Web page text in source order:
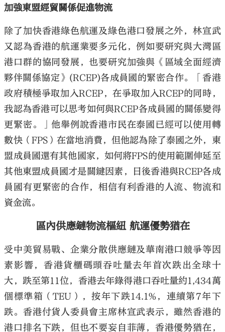
加強東盟經貿關係促進物流
除了加快香港綠色航運及綠色港口發展之外，林宣武
又認為香港的航運業要多元化，例如要研究與大灣區
港口群的協同發展，也要研究加強與《區域全面經濟
夥伴關係協定》(RCEP)各成員國的緊密合作。「香港
政府積極爭取加入RCEP，在爭取加入RCEP的同時，
我認為香港可以思考如何與RCEP各成員國的關係變得
更緊密。」他舉例說香港市民在泰國已經可以使用轉
數快（FPS）在當地消費，但他認為除了泰國之外，東
盟成員國還有其他國家，如何將FPS的使用範圍伸延至
其他東盟成員國才是關鍵因素，日後香港與RCEP各成
員國有更緊密的合作，相信有利香港的人流、物流和
資金流。
區內供應鏈物流樞紐 航運優勢猶在
受中美貿易戰、企業分散供應鏈及華南港口競爭等因
素影響，香港貨櫃碼頭吞吐量去年首次跌出全球十
大，跌至第11位，香港去年錄得港口吞吐量約1,434萬
個標準箱（TEU），按年下跌14.1%，連續第7年下
跌。香港付貨人委員會主席林宣武表示，雖然香港的
港口排名下跌，但也不要妄自菲薄，香港優勢猶在，